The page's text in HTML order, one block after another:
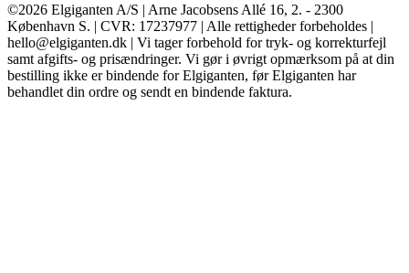
©2026 Elgiganten A/S | Arne Jacobsens Allé 16, 2. - 2300
København S. | CVR: 17237977 | Alle rettigheder forbeholdes |
hello@elgiganten.dk | Vi tager forbehold for tryk- og korrekturfejl
samt afgifts- og prisændringer. Vi gør i øvrigt opmærksom på at din
bestilling ikke er bindende for Elgiganten, før Elgiganten har
behandlet din ordre og sendt en bindende faktura.